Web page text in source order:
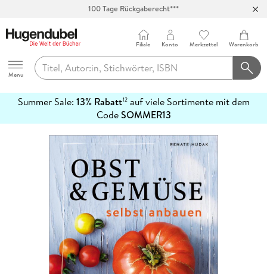
Abholung in über 100 Filialen
Hugendubel
Menu
Filiale Konto Merkzettel Warenkorb
Summer Sale: 13% Rabatt12auf viele Sortimente mit dem
CodeSOMMER13
erfahren